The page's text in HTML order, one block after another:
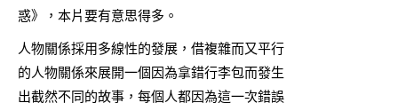
惑》，本片要有意思得多。
人物關係採用多線性的發展，借複雜而又平行
的人物關係來展開一個因為拿錯行李包而發生
出截然不同的故事，每個人都因為這一次錯誤